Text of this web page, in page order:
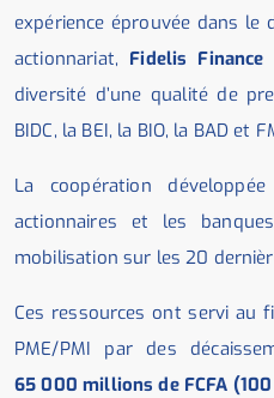
expérience éprouvée dans le
actionnariat, Fidelis Finance
diversité d’une qualité de
BIDC, la BEI, la BIO, la BAD et
La coopération
actionnaires et les
mobilisation sur les 20
Ces ressources ont servi au
PME/PMI par des
65 000 millions de FCFA